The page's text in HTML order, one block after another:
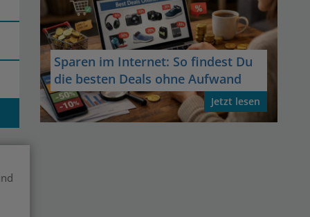
Sparen im Internet: So findest Du
die besten Deals ohne Aufwand
Jetzt lesen